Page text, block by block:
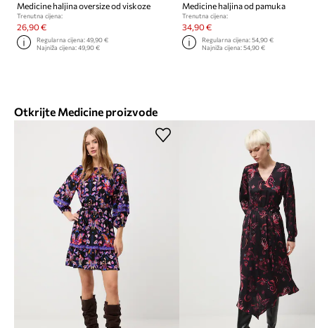
Medicine haljina oversize od viskoze
Trenutna cijena:
26,90 €
Regularna cijena:49,90 €
Najniža cijena:49,90 €
Medicine haljina od pamuka
Trenutna cijena:
34,90 €
Regularna cijena: 54,90 €
Najniža cijena: 54,90 €
Otkrijte Medicine proizvode